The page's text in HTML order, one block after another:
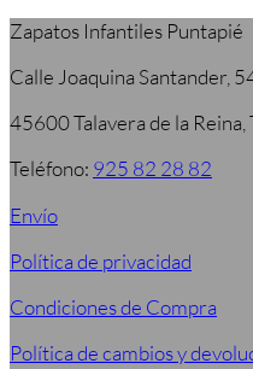
Zapatos Infantiles Puntapié
Calle Joaquina Santander,
45600 Talavera de la Reina,
Teléfono: 925 82 28 82
Envío
Política de privacidad
Condiciones de Compra
Política de cambios y